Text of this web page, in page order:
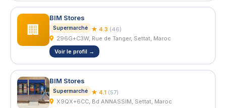
🏢
BIM Stores
Supermarché ★ 4.3 (46)
296G+C3W, Rue de Tanger, Settat, Maroc
Voir le profil →
BIM Stores
Supermarché ★ 4.1 (57)
X9QX+6CC, Bd ANNASSIM, Settat, Maroc